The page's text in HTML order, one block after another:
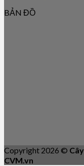
BẢN ĐỒ
Copyright 2026 ©
CVM.vn